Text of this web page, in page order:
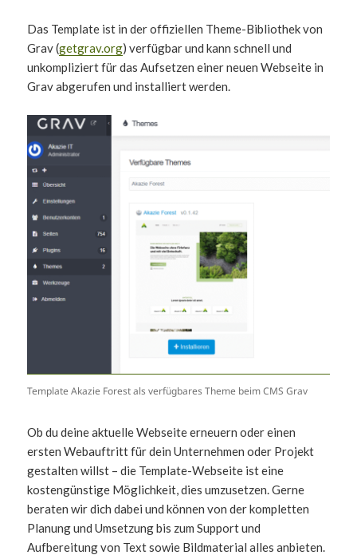
Das Template ist in der offiziellen Theme-Bibliothek von
Grav (getgrav.org) verfügbar und kann schnell und
unkompliziert für das Aufsetzen einer neuen Webseite in
Grav abgerufen und installiert werden.
Template Akazie Forest als verfügbares Theme beim CMS Grav
Ob du deine aktuelle Webseite erneuern oder einen
ersten Webauftritt für dein Unternehmen oder Projekt
gestalten willst – die Template-Webseite ist eine
kostengünstige Möglichkeit, dies umzusetzen. Gerne
beraten wir dich dabei und können von der kompletten
Planung und Umsetzung bis zum Support und
Aufbereitung von Text sowie Bildmaterial alles anbieten.